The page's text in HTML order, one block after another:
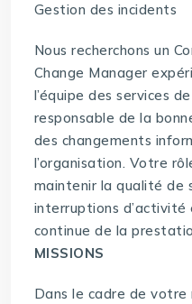
Gestion des incidents
Nous recherchons un
Change Manager
l’équipe des services
responsable de la
des changements
l’organisation. Votre
maintenir la qualité de
interruptions d’activité
continue de la
MISSIONS
Dans le cadre de votre